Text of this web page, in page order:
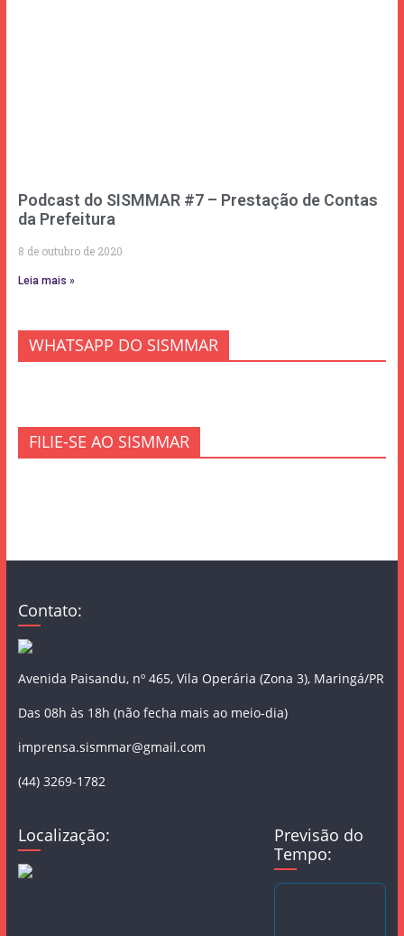
Podcast do SISMMAR #7 – Prestação de Contas
da Prefeitura
8 de outubro de 2020
Leia mais »
WHATSAPP DO SISMMAR
FILIE-SE AO SISMMAR
Contato:
Avenida Paisandu, nº 465, Vila Operária (Zona 3), Maringá/PR
Das 08h às 18h (não fecha mais ao meio-dia)
imprensa.sismmar@gmail.com
(44) 3269-1782
Localização:
Previsão do
Tempo: